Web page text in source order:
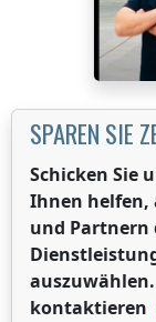
SPAREN SIE
Schicken Sie
Ihnen helfen,
und Partnern
kontaktieren